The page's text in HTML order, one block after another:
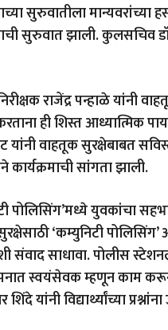
सुरुवातीला मान्यवरांच्या
सुरुवात झाली. कुलसचिव
राजेंद्र पन्हाळे यांनी
ही शिस्त आध्यात्मिक
वाहतूक सुरक्षेबाबत
कार्यक्रमाची सांगता झाली.
पोलिसिंग’मध्ये युवकांचा
‘कम्युनिटी
संवाद साधावा. पोलीस
स्वयंसेवक म्हणून काम
यांनी विद्यार्थ्यांच्या